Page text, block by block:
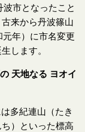
市となったこと
来から丹波篠山
年）に市名変更
します。
天地なる ヨオイ
多紀連山（たき
）といった標高